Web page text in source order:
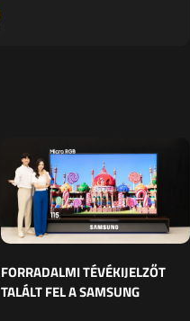
FORRADALMI TÉVÉKIJELZŐT
TALÁLT FEL A SAMSUNG